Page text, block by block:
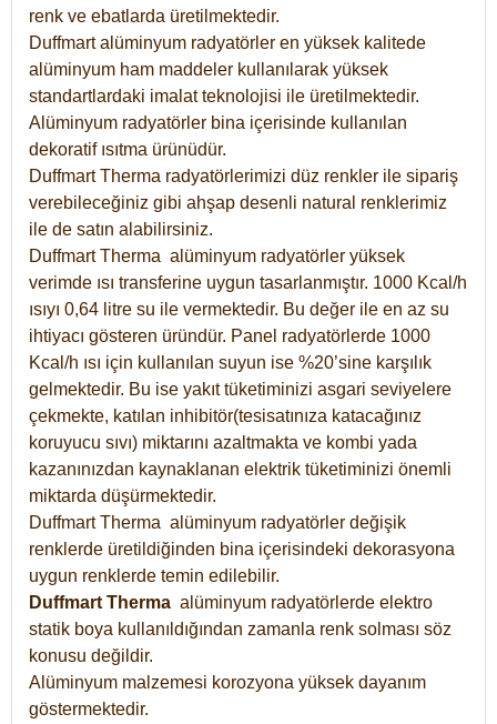
renk ve ebatlarda üretilmektedir.
Duffmart alüminyum radyatörler en yüksek kalitede
alüminyum ham maddeler kullanılarak yüksek
standartlardaki imalat teknolojisi ile üretilmektedir.
Alüminyum radyatörler bina içerisinde kullanılan
dekoratif ısıtma ürünüdür.
Duffmart Therma radyatörlerimizi düz renkler ile sipariş
verebileceğiniz gibi ahşap desenli natural renklerimiz
ile de satın alabilirsiniz.
Duffmart Therma alüminyum radyatörler yüksek
verimde ısı transferine uygun tasarlanmıştır. 1000 Kcal/h
ısıyı 0,64 litre su ile vermektedir. Bu değer ile en az su
ihtiyacı gösteren üründür. Panel radyatörlerde 1000
Kcal/h ısı için kullanılan suyun ise %20’sine karşılık
gelmektedir. Bu ise yakıt tüketiminizi asgari seviyelere
çekmekte, katılan inhibitör(tesisatınıza katacağınız
koruyucu sıvı) miktarını azaltmakta ve kombi yada
kazanınızdan kaynaklanan elektrik tüketiminizi önemli
miktarda düşürmektedir.
Duffmart Therma alüminyum radyatörler değişik
renklerde üretildiğinden bina içerisindeki dekorasyona
uygun renklerde temin edilebilir.
Duffmart Therma alüminyum radyatörlerde elektro
statik boya kullanıldığından zamanla renk solması söz
konusu değildir.
Alüminyum malzemesi korozyona yüksek dayanım
göstermektedir.